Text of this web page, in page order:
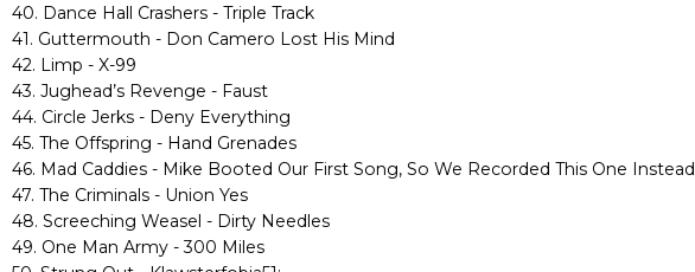
40. Dance Hall Crashers - Triple Track
41. Guttermouth - Don Camero Lost His Mind
42. Limp - X-99
43. Jughead’s Revenge - Faust
44. Circle Jerks - Deny Everything
45. The Offspring - Hand Grenades
46. Mad Caddies - Mike Booted Our First Song, So We Recorded This One Instead
47. The Criminals - Union Yes
48. Screeching Weasel - Dirty Needles
49. One Man Army - 300 Miles